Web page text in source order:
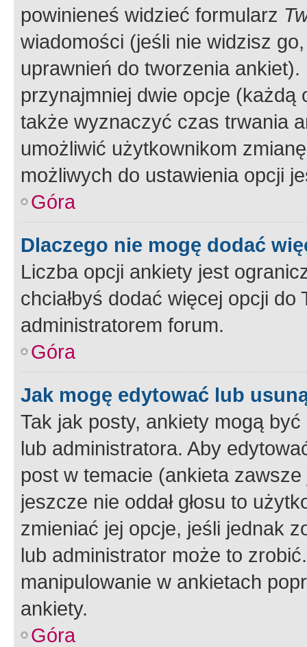
powinieneś widzieć formularz
wiadomości (jeśli nie widzisz
uprawnień do tworzenia
przynajmniej dwie opcje
także wyznaczyć czas trwania
umożliwić użytkownikom
możliwych do ustawienia opcji
Góra
Dlaczego nie mogę dodać
Liczba opcji ankiety jest
chciałbyś dodać więcej opcji
administratorem forum.
Góra
Jak mogę edytować lub
Tak jak posty, ankiety mogą
lub administratora. Aby
post w temacie (ankieta
jeszcze nie oddał głosu to
zmieniać jej opcje, jeśli jednak
lub administrator może to
manipulowanie w ankietach
ankiety.
Góra